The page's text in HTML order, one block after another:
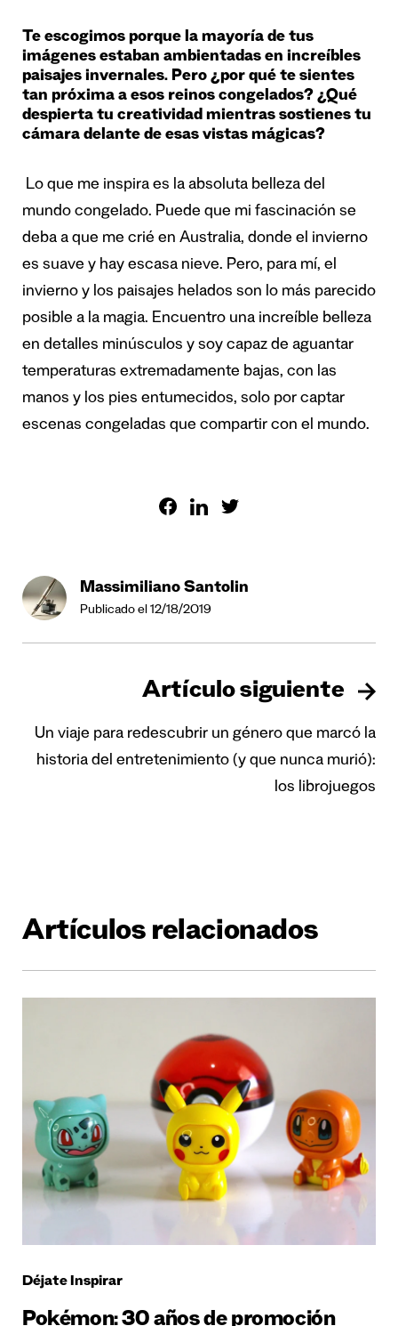
Te escogimos porque la mayoría de tus
imágenes estaban ambientadas en increíbles
paisajes invernales. Pero ¿por qué te sientes
tan próxima a esos reinos congelados? ¿Qué
despierta tu creatividad mientras sostienes tu
cámara delante de esas vistas mágicas?
Lo que me inspira es la absoluta belleza del
mundo congelado. Puede que mi fascinación se
deba a que me crié en Australia, donde el invierno
es suave y hay escasa nieve. Pero, para mí, el
invierno y los paisajes helados son lo más parecido
posible a la magia. Encuentro una increíble belleza
en detalles minúsculos y soy capaz de aguantar
temperaturas extremadamente bajas, con las
manos y los pies entumecidos, solo por captar
escenas congeladas que compartir con el mundo.
Massimiliano Santolin
Publicado el 12/18/2019
Artículo siguiente
Un viaje para redescubrir un género que marcó la
historia del entretenimiento (y que nunca murió):
los librojuegos
Artículos relacionados
Déjate Inspirar